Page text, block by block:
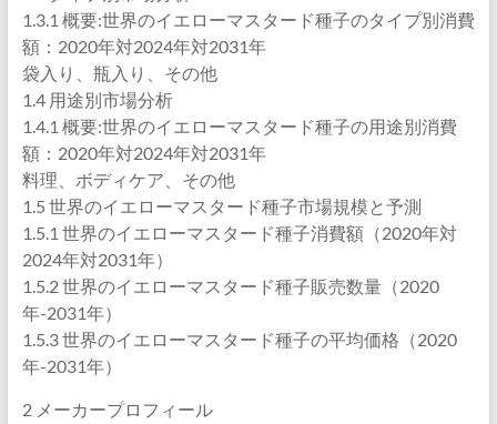
1.3.1 概要:世界のイエローマスタード種子のタイプ別消費
額：2020年対2024年対2031年
袋入り、瓶入り、その他
1.4 用途別市場分析
1.4.1 概要:世界のイエローマスタード種子の用途別消費
額：2020年対2024年対2031年
料理、ボディケア、その他
1.5 世界のイエローマスタード種子市場規模と予測
1.5.1 世界のイエローマスタード種子消費額（2020年対
2024年対2031年）
1.5.2 世界のイエローマスタード種子販売数量（2020
年-2031年）
1.5.3 世界のイエローマスタード種子の平均価格（2020
年-2031年）
2 メーカープロフィール